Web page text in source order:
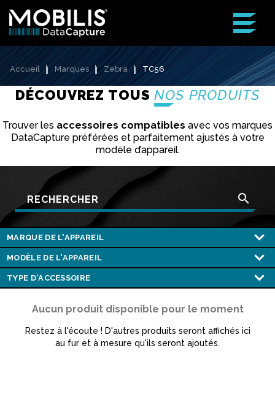
Accueil Marques Zebra TC56
DÉCOUVREZ TOUSNOS PRODUITS
Trouver les accessoires compatibles avec vos marques
DataCapture préférées et parfaitement ajustés à votre
modèle d’appareil.
search
Aucun produit disponible pour le moment
Restez à l'écoute ! D'autres produits seront affichés ici
au fur et à mesure qu'ils seront ajoutés.